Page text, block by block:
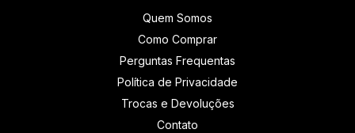
Quem Somos
Como Comprar
Perguntas Frequentas
Política de Privacidade
Trocas e Devoluções
Contato